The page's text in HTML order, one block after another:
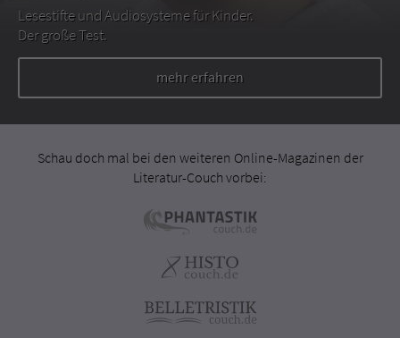
Lesestifte und Audiosysteme für Kinder.
Der große Test.
mehr erfahren
Schau doch mal bei den weiteren Online-Magazinen der
Literatur-Couch vorbei: